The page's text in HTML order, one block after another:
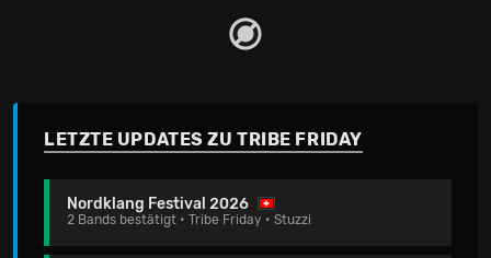
LETZTE UPDATES ZU TRIBE FRIDAY
Nordklang Festival 2026
2 Bands bestätigt • Tribe Friday • Stuzzi